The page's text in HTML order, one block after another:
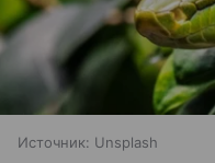
Источник: Unsplash